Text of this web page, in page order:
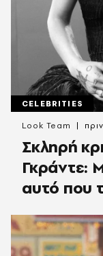
CELEBRITIES
Σκληρή
Γκράντε:
αυτό που
Look Team